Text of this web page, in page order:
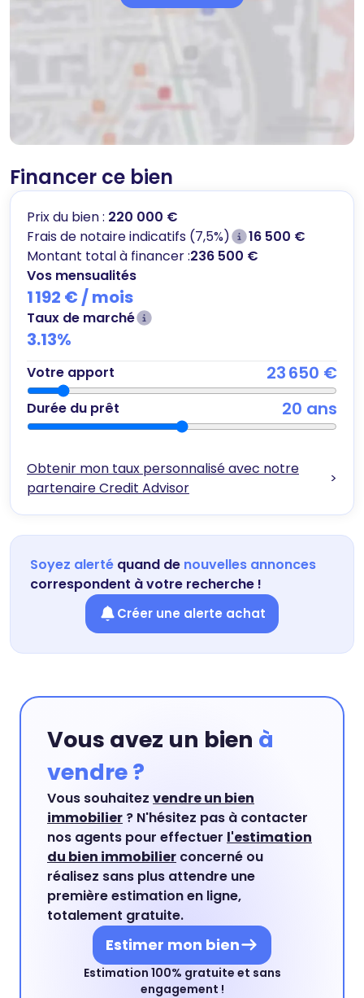
Financer ce bien
Prix du bien : 220 000 €
Frais de notaire indicatifs (7,5%)
16 500 €
Montant total à financer :236 500 €
Vos mensualités
1 192 € / mois
Taux de marché
3.13%
Votre apport 23 650 €
Durée du prêt 20 ans
Obtenir mon taux personnalisé avec notre
partenaire Credit Advisor
>
Soyez alerté quand de nouvelles annonces
correspondent à votre recherche !
Créer une alerte achat
Vous avez un bien à
vendre ?
Vous souhaitez vendre un bien
immobilier ? N'hésitez pas à contacter
nos agents pour effectuer l'estimation
du bien immobilier concerné ou
réalisez sans plus attendre une
première estimation en ligne,
totalement gratuite.
Estimer mon bien
Estimation 100% gratuite et sans
engagement !